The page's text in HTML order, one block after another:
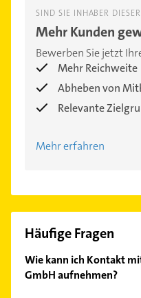
SIND SIE INHABER
Mehr Kunden
Bewerben Sie jetzt
Mehr Reichweite
Abheben von
Relevante
Mehr erfahren
Häufige Fragen
Wie kann ich Kontakt
GmbH aufnehmen?